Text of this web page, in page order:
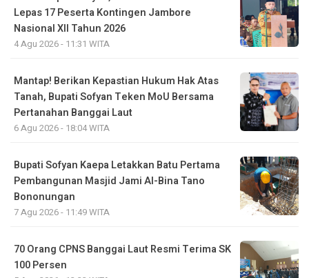
Lepas 17 Peserta Kontingen Jambore
Nasional XII Tahun 2026
4 Agu 2026 - 11:31 WITA
Mantap! Berikan Kepastian Hukum Hak Atas
Tanah, Bupati Sofyan Teken MoU Bersama
Pertanahan Banggai Laut
6 Agu 2026 - 18:04 WITA
Bupati Sofyan Kaepa Letakkan Batu Pertama
Pembangunan Masjid Jami Al-Bina Tano
Bononungan
7 Agu 2026 - 11:49 WITA
70 Orang CPNS Banggai Laut Resmi Terima SK
100 Persen